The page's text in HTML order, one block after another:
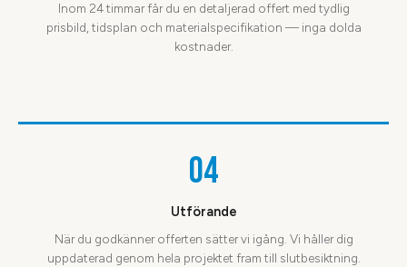
Inom 24 timmar får du en detaljerad offert med tydlig
prisbild, tidsplan och materialspecifikation — inga dolda
kostnader.
04
Utförande
När du godkänner offerten sätter vi igång. Vi håller dig
uppdaterad genom hela projektet fram till slutbesiktning.